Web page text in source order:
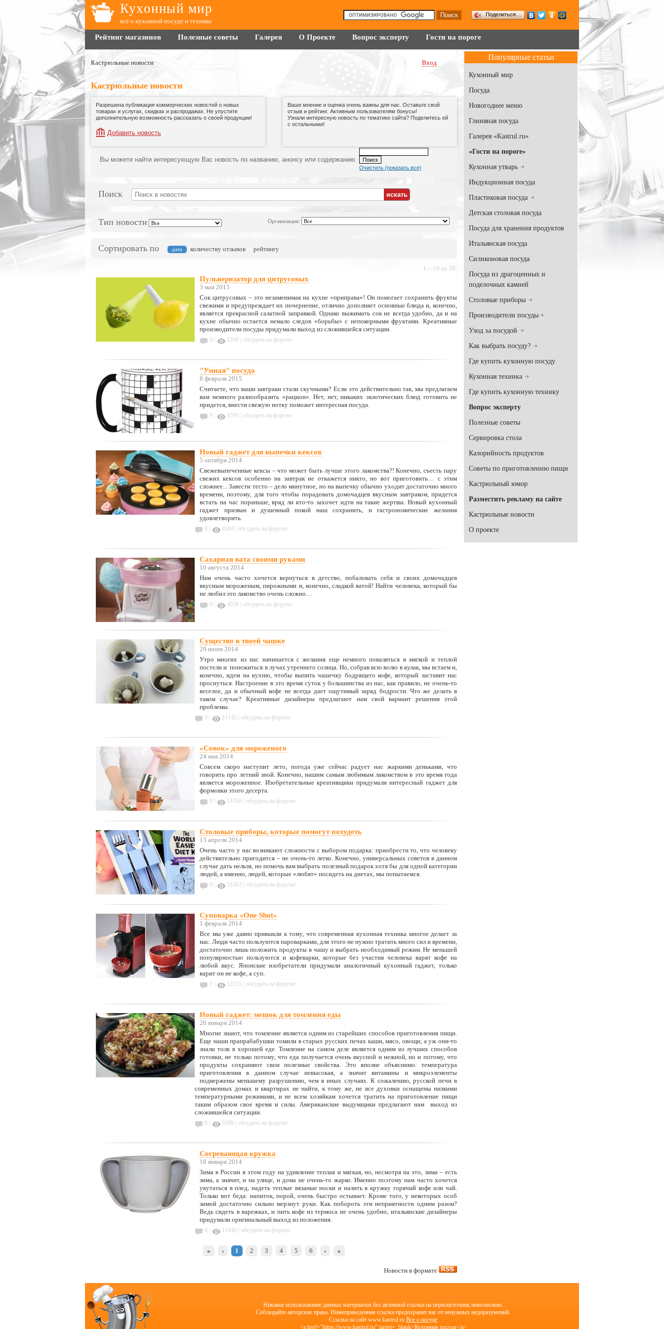
Кухонный мир
всё о кухонной посуде и технике
Поделиться…
Рейтинг магазинов Полезные советы Галерея О Проекте Вопрос эксперту Гости на пороге
Кастрюльные новости Вход
Кастрюльные новости
Разрешена публикация коммерческих новостей о новых
товарах и услугах, скидках и распродажах. Не упустите
дополнительную возможность рассказать о своей продукции!
Добавить новость
Ваше мнение и оценка очень важны для нас. Оставьте свой
отзыв и рейтинг. Активным пользователям бонусы!
Узнали интересную новость по тематике сайта? Поделитесь ей
с остальными!
Вы можете найти интересующую Вас новость по названию, анонсу или содержанию.
Очистить (показать все)
Поиск
Тип новости Организация:
Сортировать по дате количеству отзывов рейтингу
1—10 из 56.
Пульверизатор для цитрусовых
3 мая 2015
Сок цитрусовых – это незаменимая на кухне «приправа»! Он помогает сохранить фрукты
свежими и предупреждает их почернение, отлично дополняет основные блюда и, конечно,
является прекрасной салатной заправкой. Однако выжимать сок не всегда удобно, да и на
кухне обычно остается немало следов «борьбы» с непокорными фруктами. Креативные
производители посуды придумали выход из сложившейся ситуации.
0 | 3390 | обсудить на форуме
"Умная" посуда
8 февраля 2015
Считаете, что ваши завтраки стали скучными? Если это действительно так, мы предлагаем
вам немного разнообразить «рацион». Нет, нет, никаких экзотических блюд готовить не
придется, внести свежую нотку поможет интересная посуда.
0 | 3599 | обсудить на форуме
Новый гаджет для выпечки кексов
5 октября 2014
Свежевыпеченные кексы – что может быть лучше этого лакомства?! Конечно, съесть пару
свежих кексов особенно на завтрак не откажется никто, но вот приготовить… с этим
сложнее... Завести тесто – дело минутное, но на выпечку обычно уходит достаточно много
времени, поэтому, для того чтобы порадовать домочадцев вкусным завтраком, придется
встать на час пораньше, вряд ли кто-то захочет идти на такие жертвы. Новый кухонный
гаджет призван и душевный покой наш сохранить, и гастрономические желания
удовлетворить.
0 | 4584 | обсудить на форуме
Сахарная вата своими руками
10 августа 2014
Нам очень часто хочется вернуться в детство, побаловать себя и своих домочадцев
вкусным мороженым, пирожными и, конечно, сладкой ватой! Найти человека, который бы
не любил это лакомство очень сложно…
0 | 4059 | обсудить на форуме
Существо в твоей чашке
29 июня 2014
Утро многих из нас начинается с желания еще немного поваляться в мягкой и теплой
постели и понежиться в лучах утреннего солнца. Но, собрав всю волю в кулак, мы встаем и,
конечно, идем на кухню, чтобы выпить чашечку бодрящего кофе, который заставит нас
проснуться. Настроение в это время суток у большинства из нас, как правило, не очень-то
веселое, да и обычный кофе не всегда дает ощутимый заряд бодрости. Что же делать в
таком случае? Креативные дизайнеры предлагают нам свой вариант решения этой
проблемы.
0 | 11142 | обсудить на форуме
«Совок» для мороженого
24 мая 2014
Совсем скоро наступит лето, погода уже сейчас радует нас жаркими деньками, что
говорить про летний зной. Конечно, нашим самым любимым лакомством в это время года
является мороженное. Изобретательные креативщики придумали интересный гаджет для
формовки этого десерта.
0 | 11050 | обсудить на форуме
Столовые приборы, которые помогут похудеть
13 апреля 2014
Очень часто у нас возникают сложности с выбором подарка: приобрести то, что человеку
действительно пригодится – не очень-то легко. Конечно, универсальных советов в данном
случае дать нельзя, но помочь вам выбрать полезный подарок хотя бы для одной категории
людей, а именно, людей, которые «любят» посидеть на диетах, мы попытаемся.
0 | 11663 | обсудить на форуме
Суповарка «One Shot»
1 февраля 2014
Все мы уже давно привыкли к тому, что современная кухонная техника многое делает за
нас. Люди часто пользуются пароварками, для этого не нужно тратить много сил и времени,
достаточно лишь положить продукты в чашу и выбрать необходимый режим. Не меньшей
популярностью пользуются и кофеварки, которые без участия человека варят кофе на
любой вкус. Японские изобретатели придумали аналогичный кухонный гаджет, только
варит он не кофе, а суп.
1 | 12115 | обсудить на форуме
Новый гаджет: мешок для томления еды
26 января 2014
Многие знают, что томление является одним из старейших способов приготовления пищи.
Еще наши прапрабабушки томили в старых русских печах каши, мясо, овощи, а уж они-то
знали толк в хорошей еде. Томление на самом деле является одним из лучших способов
готовки, не только потому, что еда получается очень вкусной и нежной, но и потому, что
продукты сохраняют свои полезные свойства. Это вполне объяснимо: температура
приготовления в данном случае невысокая, а значит витамины и микроэлементы
подвержены меньшему разрушению, чем в иных случаях. К сожалению, русской печи в
современных домах и квартирах не найти, к тому же, не все духовки оснащены низкими
температурными режимами, и не всем хозяйкам хочется тратить на приготовление пищи
таким образом свое время и силы. Американские выдумщики предлагают нам выход из
сложившейся ситуации.
0 | 3186 | обсудить на форуме
Согревающая кружка
18 января 2014
Зима в России в этом году на удивление теплая и мягкая, но, несмотря на это, зима – есть
зима, а значит, и на улице, и дома не очень-то жарко. Именно поэтому нам часто хочется
укутаться в плед, надеть теплые вязаные носки и налить в кружку горячий кофе или чай.
Только вот беда: напиток, порой, очень быстро остывает. Кроме того, у некоторых особ
зимой достаточно сильно мерзнут руки. Как побороть эти неприятности одним разом?
Ведь сидеть в варежках, и пить кофе из термоса не очень удобно, итальянские дизайнеры
придумали оригинальный выход из положения.
0 | 11446 | обсудить на форуме
« ‹ 1 2 3 4 5 6 › »
Новости в формате
Популярные статьи
Кухонный мир
Посуда
Новогоднее меню
Глиняная посуда
Галерея «Kastrul.ru»
«Гости на пороге»
Кухонная утварь
Индукционная посуда
Пластиковая посуда
Детская столовая посуда
Посуда для хранения продуктов
Итальянская посуда
Силиконовая посуда
Посуда из драгоценных и
поделочных камней
Столовые приборы
Производители посуды
Уход за посудой
Как выбрать посуду?
Где купить кухонную посуду
Кухонная техника
Где купить кухонную технику
Вопрос эксперту
Полезные советы
Сервировка стола
Калорийность продуктов
Советы по приготовлению пищи
Кастрюльный юмор
Разместить рекламу на сайте
Кастрюльные новости
О проекте
Никакое использование данных материалов без активной ссылки на первоисточник невозможно.
Соблюдайте авторские права. Нижеприведенная ссылка предохранит вас от ненужных недоразумений.
Cсылка на сайт www.kastrul.ru Все о посуде
<a href="https://www.kastrul.ru" target=_blank>Кухонная посуда</a>